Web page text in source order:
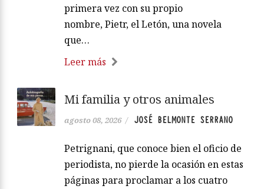
primera vez con su propio
nombre, Pietr, el Letón, una novela
que…
Leer más
Mi familia y otros animales
agosto 08, 2026 / JOSÉ BELMONTE SERRANO
Petrignani, que conoce bien el oficio de
periodista, no pierde la ocasión en estas
páginas para proclamar a los cuatro